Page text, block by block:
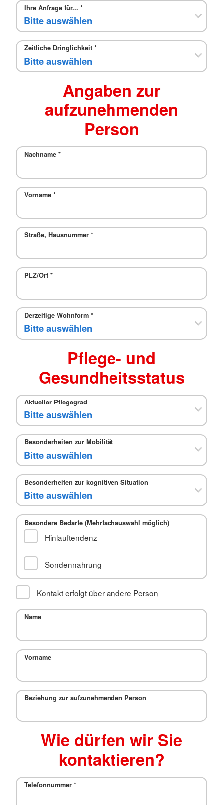
Ihre Anfrage für... *
Zeitliche Dringlichkeit *
Angaben zur
aufzunehmenden
Person
Nachname *
Vorname *
Straße, Hausnummer *
PLZ/Ort *
Derzeitige Wohnform *
Pflege- und
Gesundheitsstatus
Aktueller Pflegegrad
Besonderheiten zur Mobilität
Besonderheiten zur kognitiven Situation
Besondere Bedarfe (Mehrfachauswahl möglich)
Hinlauftendenz
Sondennahrung
Kontakt erfolgt über andere Person
Name
Vorname
Beziehung zur aufzunehmenden Person
Wie dürfen wir Sie
kontaktieren?
Telefonnummer *